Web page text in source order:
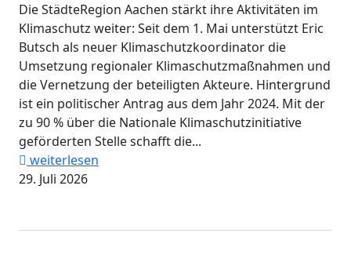
Die StädteRegion Aachen stärkt ihre Aktivitäten im
Klimaschutz weiter: Seit dem 1. Mai unterstützt Eric
Butsch als neuer Klimaschutzkoordinator die
Umsetzung regionaler Klimaschutzmaßnahmen und
die Vernetzung der beteiligten Akteure. Hintergrund
ist ein politischer Antrag aus dem Jahr 2024. Mit der
zu 90 % über die Nationale Klimaschutzinitiative
geförderten Stelle schafft die...
weiterlesen
29. Juli 2026